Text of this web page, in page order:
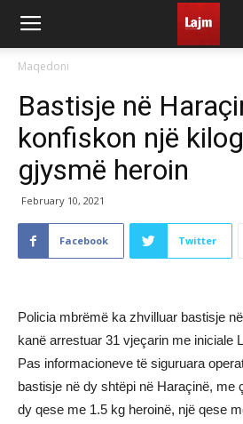
Maqedoni
Bastisje në
konfiskon një
gjysmë heroin
February 10, 2021
Facebook Twitter
Policia mbrëmë ka zhvilluar bastisje
kanë arrestuar 31 vjeçarin me iniciale
Pas informacioneve të siguruara
bastisje në dy shtëpi në Haraçinë, me
dy qese me 1.5 kg heroinë, një qese